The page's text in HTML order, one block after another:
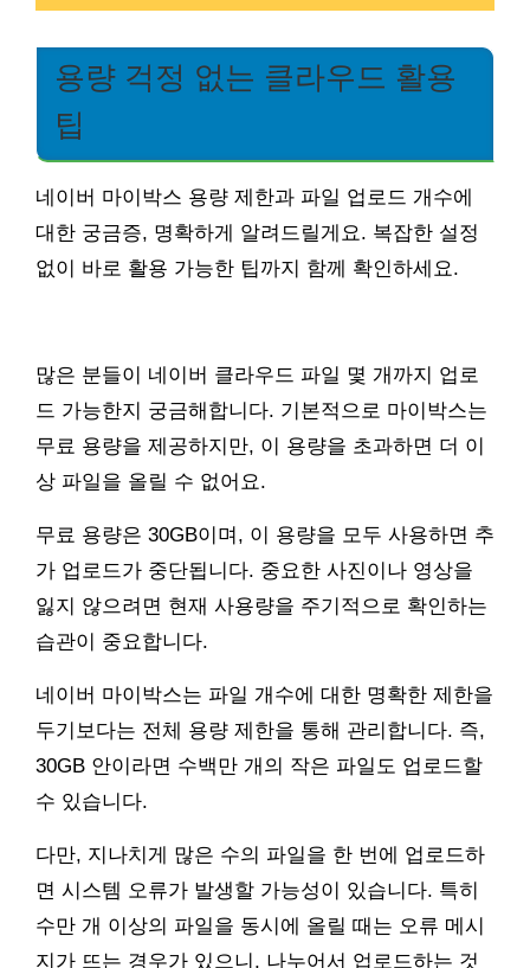
용량 걱정 없는 클라우드 활용
팁
네이버 마이박스 용량 제한과 파일 업로드 개수에
대한 궁금증, 명확하게 알려드릴게요. 복잡한 설정
없이 바로 활용 가능한 팁까지 함께 확인하세요.
많은 분들이 네이버 클라우드 파일 몇 개까지 업로
드 가능한지 궁금해합니다. 기본적으로 마이박스는
무료 용량을 제공하지만, 이 용량을 초과하면 더 이
상 파일을 올릴 수 없어요.
무료 용량은 30GB이며, 이 용량을 모두 사용하면 추
가 업로드가 중단됩니다. 중요한 사진이나 영상을
잃지 않으려면 현재 사용량을 주기적으로 확인하는
습관이 중요합니다.
네이버 마이박스는 파일 개수에 대한 명확한 제한을
두기보다는 전체 용량 제한을 통해 관리합니다. 즉,
30GB 안이라면 수백만 개의 작은 파일도 업로드할
수 있습니다.
다만, 지나치게 많은 수의 파일을 한 번에 업로드하
면 시스템 오류가 발생할 가능성이 있습니다. 특히
수만 개 이상의 파일을 동시에 올릴 때는 오류 메시
지가 뜨는 경우가 있으니, 나누어서 업로드하는 것